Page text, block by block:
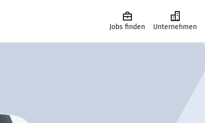
Jobs finden Unternehmen